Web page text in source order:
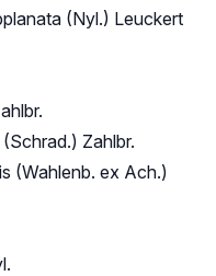
(Nyl.) Leuckert
Zahlbr.
(Wahlenb. ex Ach.)